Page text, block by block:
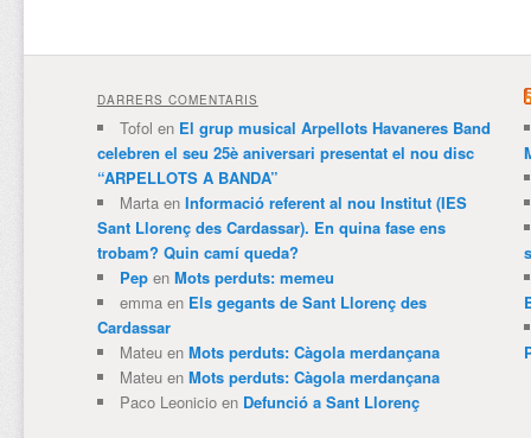
DARRERS COMENTARIS
Tofol en El grup musical Arpellots Havaneres Band
celebren el seu 25è aniversari presentat el nou disc
“ARPELLOTS A BANDA”
Martaen Informació referent al nou Institut (IES
Sant Llorenç des Cardassar). En quina fase ens
trobam? Quin camí queda?
Pepen Mots perduts: memeu
emmaen Els gegants de Sant Llorenç des
Cardassar
Mateuen Mots perduts: Càgola merdançana
Mateuen Mots perduts: Càgola merdançana
Paco Leonicioen Defunció a Sant Llorenç